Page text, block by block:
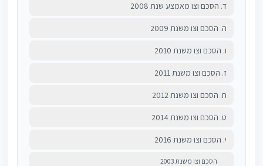
ד. הסכם וצו מאמצע שנת 2008
ה. הסכם וצו משנת 2009
ו. הסכם וצו משנת 2010
ז. הסכם וצו משנת 2011
ח. הסכם וצו משנת 2012
ט. הסכם וצו משנת 2014
י. הסכם וצו משנת 2016
הסכם וצו משנת 2003